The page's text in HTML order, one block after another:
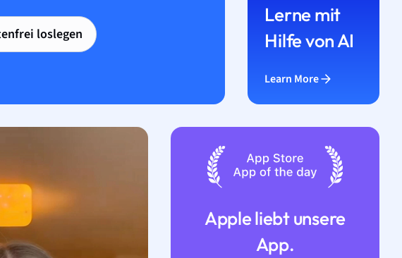
loslegen
Lerne mit
Hilfe von AI
Learn More
Apple liebt unsere
App.